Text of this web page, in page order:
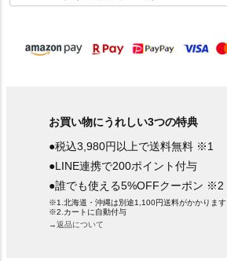
須
お買い物にうれしい3つの特典
●税込3,980円以上で送料無料 ※1
●LINE連携で200ポイント付与
●誰でも使える5%OFFクーポン ※2
※1.北海道・沖縄は別途1,100円送料がかかります
※2.カートに自動付与
→返品について